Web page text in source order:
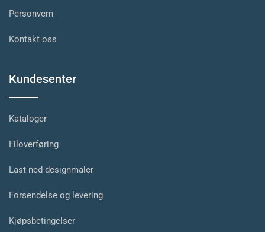
Personvern
Kontakt oss
Kundesenter
Kataloger
Filoverføring
Last ned designmaler
Forsendelse og levering
Kjøpsbetingelser